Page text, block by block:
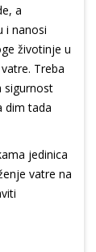
a
i nanosi
životinje u
Treba
sigurnost
dim tada
jedinica
vatre na